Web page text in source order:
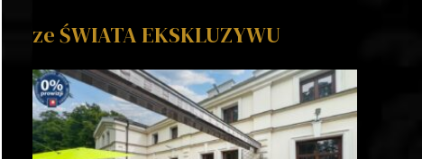
ze ŚWIATA EKSKLUZYWU